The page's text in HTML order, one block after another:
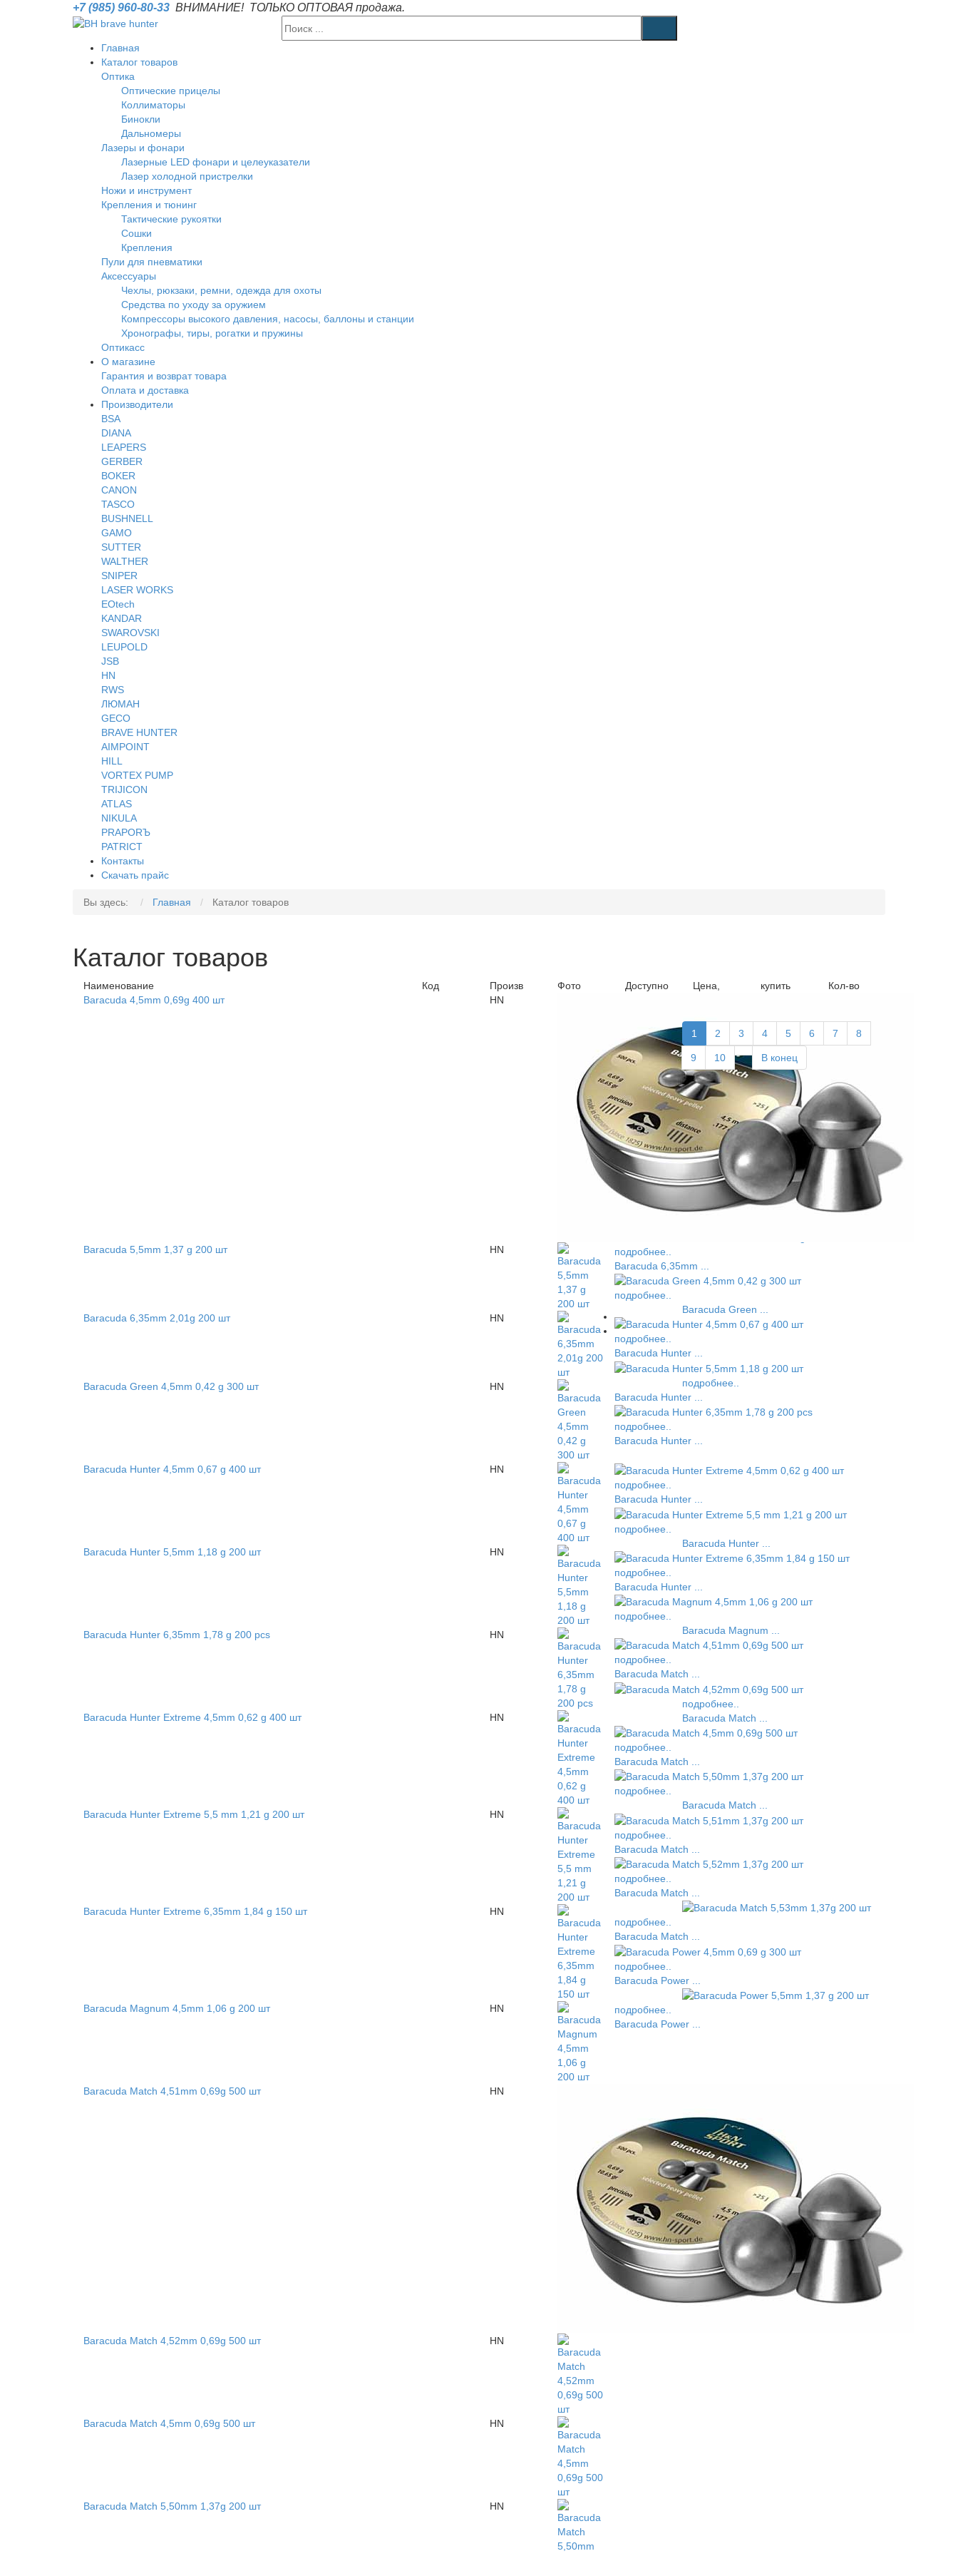
+7 (985) 960-80-33 ВНИМАНИЕ! ТОЛЬКО ОПТОВАЯ продажа.
Главная
Каталог товаров
Оптика
Оптические прицелы
Коллиматоры
Бинокли
Дальномеры
Лазеры и фонари
Лазерные LED фонари и целеуказатели
Лазер холодной пристрелки
Ножи и инструмент
Крепления и тюнинг
Тактические рукоятки
Сошки
Крепления
Пули для пневматики
Аксессуары
Чехлы, рюкзаки, ремни, одежда для охоты
Средства по уходу за оружием
Компрессоры высокого давления, насосы, баллоны и станции
Хронографы, тиры, рогатки и пружины
Оптикасс
О магазине
Гарантия и возврат товара
Оплата и доставка
Производители
BSA
DIANA
LEAPERS
GERBER
BOKER
CANON
TASCO
BUSHNELL
GAMO
SUTTER
WALTHER
SNIPER
LASER WORKS
EOtech
KANDAR
SWAROVSKI
LEUPOLD
JSB
HN
RWS
ЛЮМАН
GECO
BRAVE HUNTER
AIMPOINT
HILL
VORTEX PUMP
TRIJICON
ATLAS
NIKULA
PRAPORЪ
PATRICT
Контакты
Скачать прайс
Вы здесь: Главная Каталог товаров
Каталог товаров
Наименование Код Произв Фото Доступно Цена, купить
Кол-во
Baracuda 4,5mm 0,69g 400 шт
HN
Baracuda 5,5mm 1,37 g 200 шт HN
Baracuda 6,35mm 2,01g 200 шт HN
Baracuda Green 4,5mm 0,42 g 300 шт HN
Baracuda Hunter 4,5mm 0,67 g 400 шт HN
Baracuda Hunter 5,5mm 1,18 g 200 шт HN
Baracuda Hunter 6,35mm 1,78 g 200 pcs HN
Baracuda Hunter Extreme 4,5mm 0,62 g 400 шт HN
Baracuda Hunter Extreme 5,5 mm 1,21 g 200 шт HN
Baracuda Hunter Extreme 6,35mm 1,84 g 150 шт HN
Baracuda Magnum 4,5mm 1,06 g 200 шт HN
Baracuda Match 4,51mm 0,69g 500 шт HN
Baracuda Match 4,52mm 0,69g 500 шт HN
Baracuda Match 4,5mm 0,69g 500 шт HN
Baracuda Match 5,50mm 1,37g 200 шт HN
1 2 3 4 5 6 7 8
9 10 В конец
Популярные товары
подробнее..
Baracuda 4,5mm ...
подробнее..
подробнее..
Baracuda 6,35mm ...
подробнее..
Baracuda Green ...
подробнее..
Baracuda Hunter ...
подробнее..
Baracuda Hunter ...
подробнее..
Baracuda Hunter ...
подробнее..
Baracuda Hunter ...
подробнее..
Baracuda Hunter ...
подробнее..
Baracuda Hunter ...
подробнее..
Baracuda Magnum ...
подробнее..
Baracuda Match ...
подробнее..
Baracuda Match ...
подробнее..
Baracuda Match ...
подробнее..
Baracuda Match ...
подробнее..
Baracuda Match ...
подробнее..
Baracuda Match ...
подробнее..
Baracuda Match ...
подробнее..
Baracuda Power ...
подробнее..
Baracuda Power ...